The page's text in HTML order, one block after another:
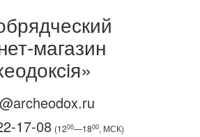
магазин
17-08 (1200—1800, МСК)